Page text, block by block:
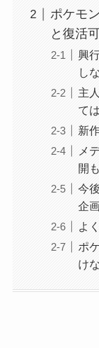
ポケモ
と復活
興
し
主
て
新
メ
開
今
企
よ
ポ
け